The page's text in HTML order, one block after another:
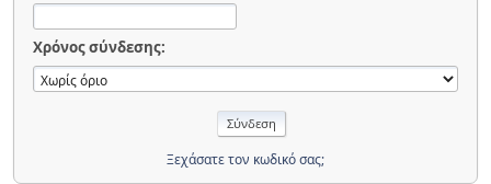
Χρόνος σύνδεσης:
Ξεχάσατε τον κωδικό σας;